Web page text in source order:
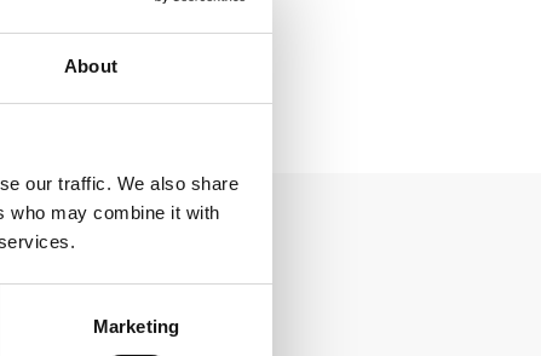
About
our traffic. We also share
who may combine it with
Marketing